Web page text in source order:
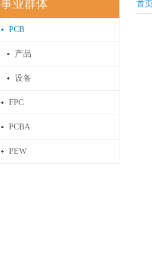
事业群体
PCB
产品
设备
FPC
PCBA
PEW
首